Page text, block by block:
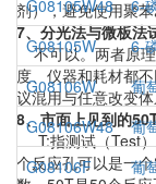
剂），避免使用聚
7、分光法与微板法
不可以。两者原
度、仪器和耗材都
议混用与任意改变体
8、市面上见到的
T:指测试（Test）
个反应孔可以是一
G08105W48
6-
G08105W
6-
G08106W
葡
G08106W48
葡
G08106F
葡